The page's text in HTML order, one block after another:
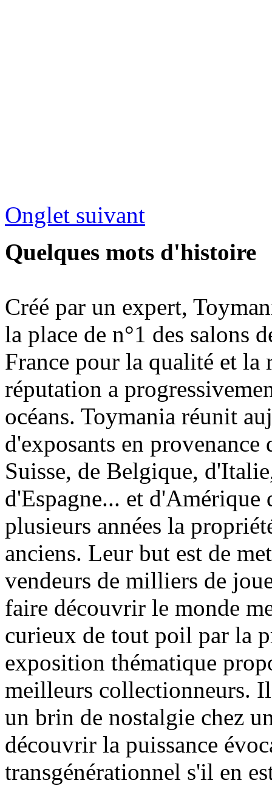
Onglet suivant
Quelques mots d'histoire
Créé par un expert,
la place de n°1 des salons
France pour la qualité et la
réputation a
océans. Toymania réunit
d'exposants en
Suisse, de Belgique,
d'Espagne... et
plusieurs années la
anciens. Leur but est de
vendeurs de milliers de
faire découvrir le monde
curieux de tout poil par la
exposition thématique
meilleurs collectionneurs.
un brin de nostalgie chez
découvrir la puissance
transgénérationnel s'il en